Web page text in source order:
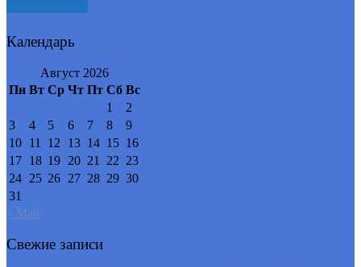
Календарь
Август 2026
Пн Вт Ср Чт Пт Сб Вс
1
2
3
4 5 6 7 8
9
10 11 12 13 14 15 16
17 18 19 20 21 22 23
24 25 26 27 28 29 30
31
« Май
Свежие записи